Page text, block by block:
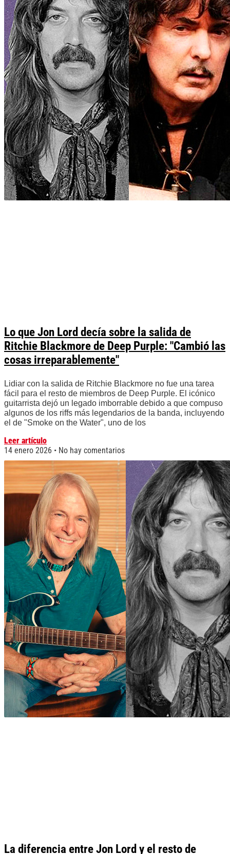
Lo que Jon Lord decía sobre la salida de
Ritchie Blackmore de Deep Purple: "Cambió las
cosas irreparablemente"
Lidiar con la salida de Ritchie Blackmore no fue una tarea
fácil para el resto de miembros de Deep Purple. El icónico
guitarrista dejó un legado imborrable debido a que compuso
algunos de los riffs más legendarios de la banda, incluyendo
el de "Smoke on the Water", uno de los
Leer artículo
14 enero 2026
No hay comentarios
La diferencia entre Jon Lord y el resto de